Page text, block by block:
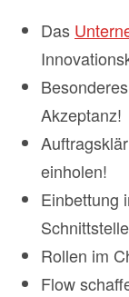
Das
Akzeptanz!
einholen!
Einbettung
Rollen im
Flow